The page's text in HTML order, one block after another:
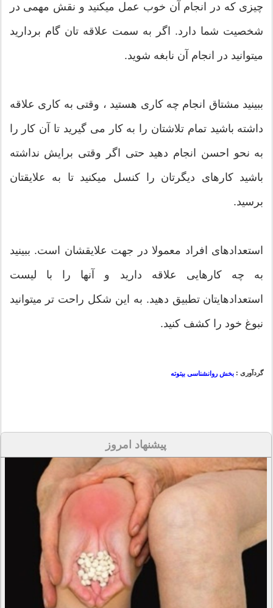
چیزی که در انجام آن خوب عمل میکنید و نقش مهمی در
شخصیت شما دارد. اگر به سمت علاقه تان گام بردارید
میتوانید در انجام آن نابغه شوید.
ببینید مشتاق انجام چه کاری هستید ، وقتی به کاری علاقه
داشته باشید تمام تلاشتان را به کار می گیرید تا آن کار را
به نحو احسن انجام دهید حتی اگر وقتی برایش نداشته
باشید کارهای دیگرتان را کنسل میکنید تا به علایقتان
برسید.
استعدادهای افراد معمولا در جهت علایقشان است. ببینید
به چه کارهایی علاقه دارید و آنها را با لیست
استعدادهایتان تطبیق دهید. به این شکل راحت تر میتوانید
نبوغ خود را کشف کنید.
گردآوری : بخش روانشناسی بیتوته
پیشنهاد امروز